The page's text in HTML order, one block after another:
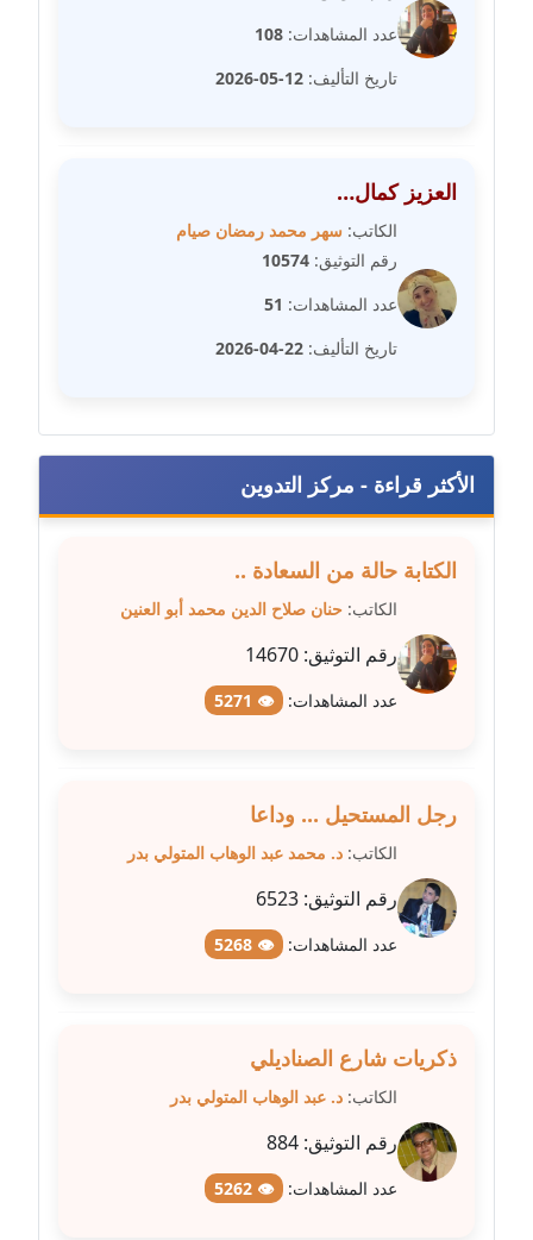
مدونة شيماء مكى
عاملة
مدونة صفاء فوزي
عاملة
مدونة صفية الجيار
عاملة
عاملة
مدونة طلبة رضوان
مدونة طه ابوزيد
مدونة طه عبد الوهاب
عاملة
مدونة عبد الحميد ابراهيم
عاملة
مدونة عبد الرحمن محمد
مدونة عبد الكريم موسى
عاملة
مدونة عبد الوهاب بدر
عاملة
عدد المشاهدات: 108
تاريخ التأليف: 12-05-2026
العزيز كمال…
الكاتب: سهر محمد رمضان صيام
رقم التوثيق: 10574
عدد المشاهدات: 51
تاريخ التأليف: 22-04-2026
الأكثر قراءة - مركز التدوين
الكتابة حالة من السعادة ..
الكاتب: حنان صلاح الدين محمد أبو العنين
رقم التوثيق: 14670
عدد المشاهدات: 👁 5271
رجل المستحيل ... وداعا
الكاتب: د. محمد عبد الوهاب المتولي بدر
رقم التوثيق: 6523
عدد المشاهدات: 👁 5268
ذكريات شارع الصناديلي
الكاتب: د. عبد الوهاب المتولي بدر
رقم التوثيق: 884
عدد المشاهدات: 👁 5262